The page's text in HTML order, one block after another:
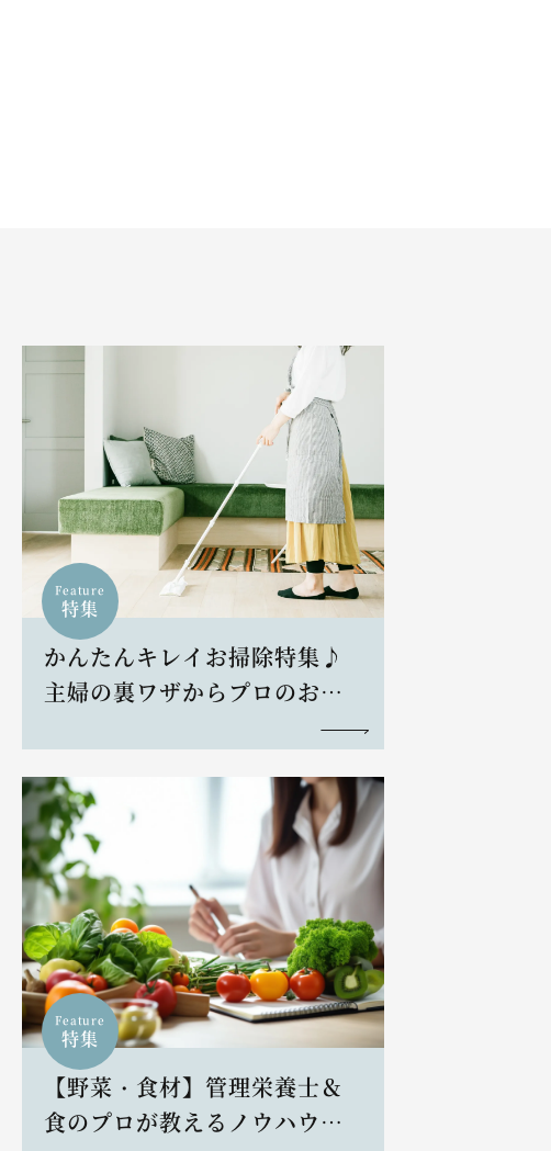
Feature
特集
かんたんキレイお掃除特集♪
主婦の裏ワザからプロのお掃
Feature
特集
【野菜・食材】管理栄養士＆
食のプロが教えるノウハウと